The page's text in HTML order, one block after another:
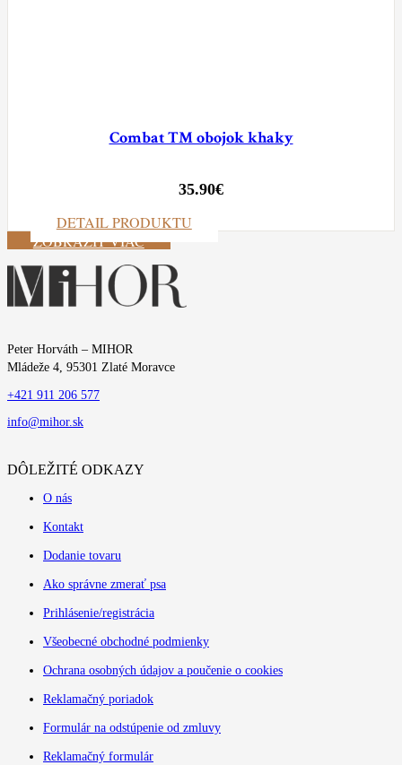
Combat TM obojok khaky
35.90€
DETAIL PRODUKTU
ZOBRAZIŤ VIAC
Peter Horváth – MIHOR
Mládeže 4, 95301 Zlaté Moravce
+421 911 206 577
info@mihor.sk
DÔLEŽITÉ ODKAZY
O nás
Kontakt
Dodanie tovaru
Ako správne zmerať psa
Prihlásenie/registrácia
Všeobecné obchodné podmienky
Ochrana osobných údajov a poučenie o cookies
Reklamačný poriadok
Formulár na odstúpenie od zmluvy
Reklamačný formulár